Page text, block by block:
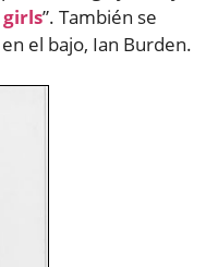
girls”. También se
el bajo, Ian Burden.